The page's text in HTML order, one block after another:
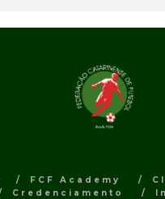
FCF Academy
Credenciamento